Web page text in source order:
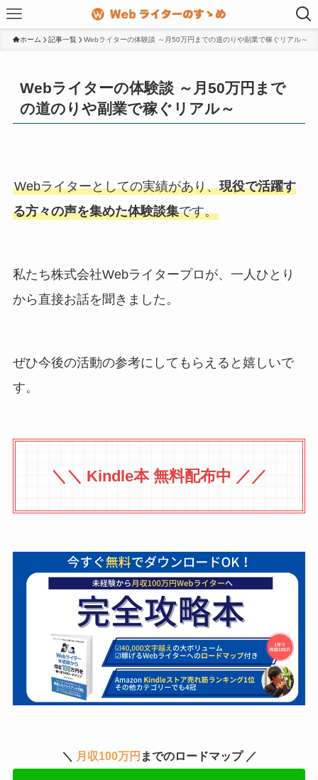
ホーム 記事一覧 Webライターの体験談 ～月50万円までの道のりや副業で稼ぐリアル～
Webライターの体験談 ～月50万円まで
の道のりや副業で稼ぐリアル～
Webライターとしての実績があり、現役で活躍す
る方々の声を集めた体験談集です。
私たち株式会社Webライタープロが、一人ひとり
から直接お話を聞きました。
ぜひ今後の活動の参考にしてもらえると嬉しいで
す。
＼＼ Kindle本 無料配布中 ／／
＼ 月収100万円 までのロードマップ ／